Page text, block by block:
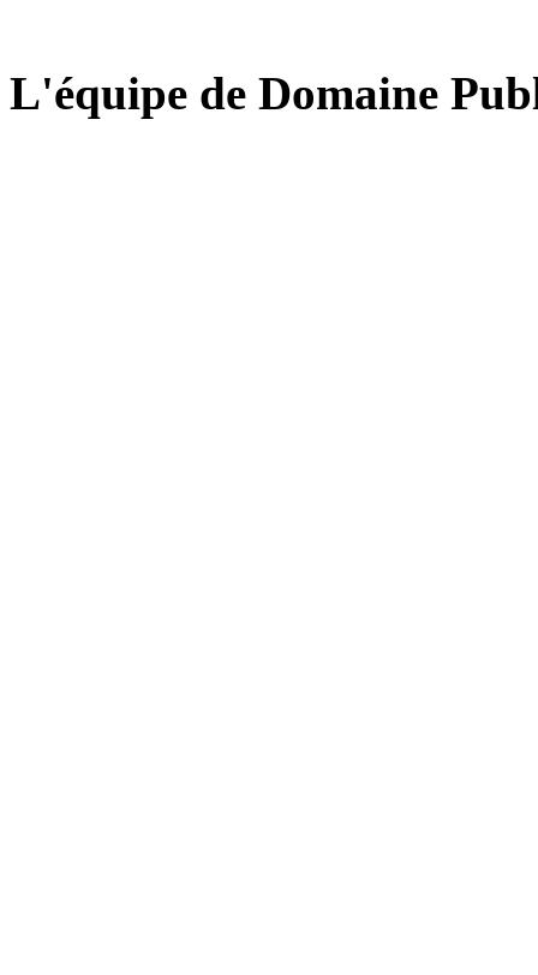
L'équipe de Domaine